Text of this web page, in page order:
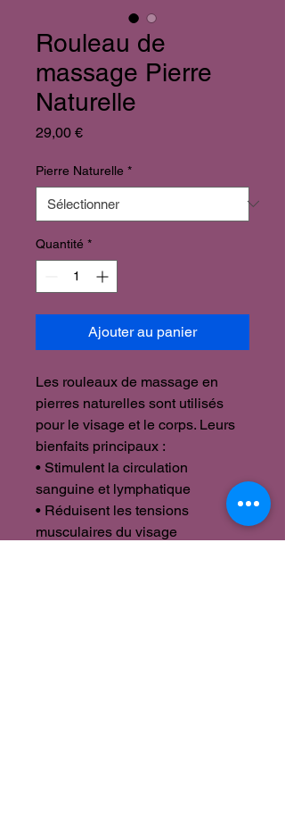
Rouleau de
massage Pierre
Naturelle
29,00 €Prix
Pierre Naturelle *
Quantité *
Ajouter au panier
Les rouleaux de massage en
pierres naturelles sont utilisés
pour le visage et le corps. Leurs
bienfaits principaux :
• Stimulent la circulation
sanguine et lymphatique
• Réduisent les tensions
musculaires du visage